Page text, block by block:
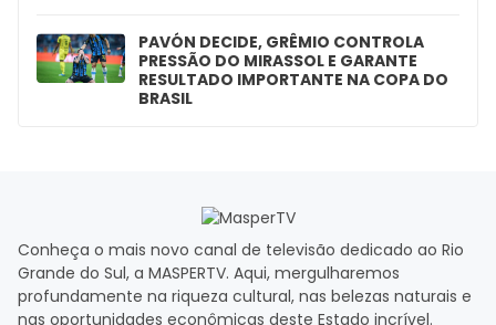
PAVÓN DECIDE, GRÊMIO CONTROLA
PRESSÃO DO MIRASSOL E GARANTE
RESULTADO IMPORTANTE NA COPA DO
BRASIL
Conheça o mais novo canal de televisão dedicado ao Rio
Grande do Sul, a MASPERTV. Aqui, mergulharemos
profundamente na riqueza cultural, nas belezas naturais e
nas oportunidades econômicas deste Estado incrível.